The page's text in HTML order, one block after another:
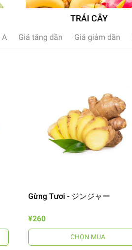
TRÁI CÂY
Giá tăng dần Giá giảm dần
Gừng Tươi - ジンジャー
¥260
CHỌN MUA